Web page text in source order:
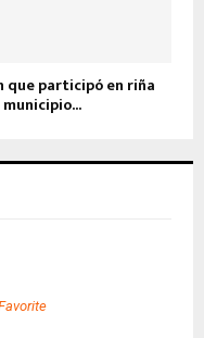
que participó en riña